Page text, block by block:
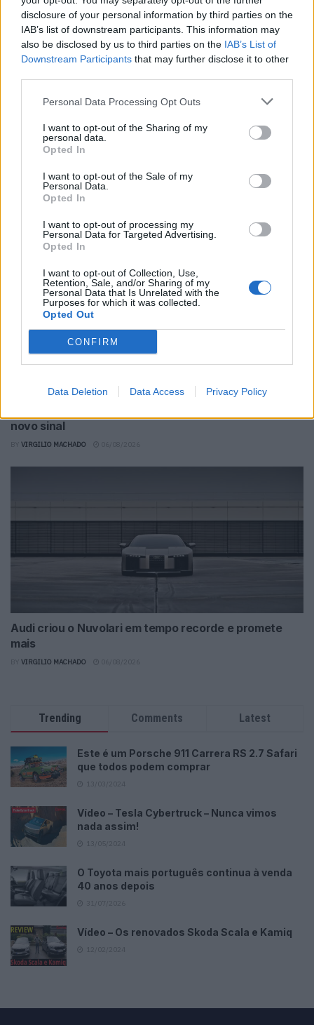
disclosure of your personal information by third parties on the
IAB’s list of downstream participants. This information may
also be disclosed by us to third parties on the IAB’s List of
Downstream Participants that may further disclose it to other
Personal Data Processing Opt Outs
I want to opt-out of the Sharing of my
personal data.
Opted In
I want to opt-out of the Sale of my
Personal Data.
Opted In
I want to opt-out of processing my
Personal Data for Targeted Advertising.
Opted In
I want to opt-out of Collection, Use,
Retention, Sale, and/or Sharing of my
Personal Data that Is Unrelated with the
Purposes for which it was collected.
Opted Out
CONFIRM
Data Deletion Data Access Privacy Policy
Related Posts
Novo Bugatti Destrier mostra que o W16
ainda não acabou
novo sinal
VIRGILIO MACHADO
Audi criou o Nuvolari em tempo recorde e promete
mais
VIRGILIO MACHADO
Trending Comments Latest
Este é um Porsche 911 Carrera RS 2.7 Safari
que todos podem comprar
Vídeo – Tesla Cybertruck – Nunca vimos
nada assim!
O Toyota mais português continua à venda
40 anos depois
Vídeo – Os renovados Skoda Scala e Kamiq